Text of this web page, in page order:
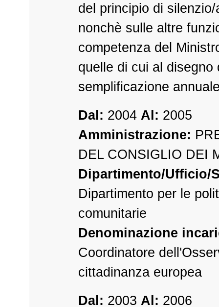
del principio di
nonchè sulle altre
competenza del
quelle di cui al disegno
semplificazione
Dal: 2004 Al: 2005
Amministrazione:
DEL CONSIGLIO DEI
Dipartimento/Ufficio/
Dipartimento per le
comunitarie
Denominazione
Coordinatore
cittadinanza europea
Dal: 2003 Al: 2006